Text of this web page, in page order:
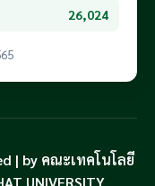
26,024
| by คณะเทคโนโลยี